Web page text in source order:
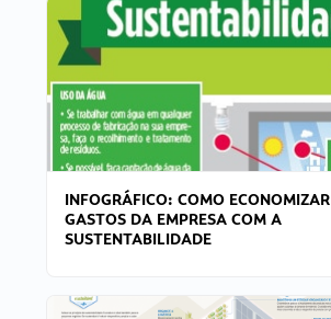
INFOGRÁFICO: COMO ECONOMIZAR
GASTOS DA EMPRESA COM A
SUSTENTABILIDADE